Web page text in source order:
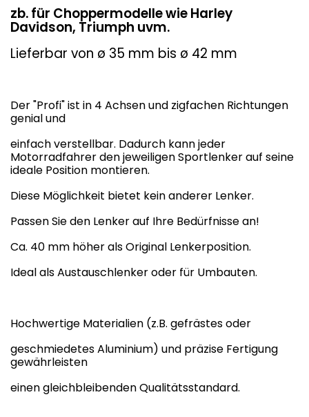
zb. für Choppermodelle wie Harley
Davidson, Triumph uvm.
Lieferbar von ø 35 mm bis ø 42 mm
Der "Profi" ist in 4 Achsen und zigfachen Richtungen
genial und
einfach verstellbar. Dadurch kann jeder
Motorradfahrer den jeweiligen Sportlenker auf seine
ideale Position montieren.
Diese Möglichkeit bietet kein anderer Lenker.
Passen Sie den Lenker auf Ihre Bedürfnisse an!
Ca. 40 mm höher als Original Lenkerposition.
Ideal als Austauschlenker oder für Umbauten.
Hochwertige Materialien (z.B. gefrästes oder
geschmiedetes Aluminium) und präzise Fertigung
gewährleisten
einen gleichbleibenden Qualitätsstandard.